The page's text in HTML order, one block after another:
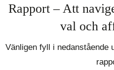
Rapport – Att
val och
Vänligen fyll i nedanstående